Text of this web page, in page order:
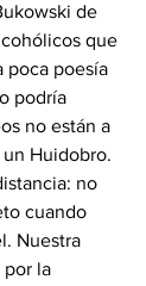
de
que
poca poesía
podría
no están a
Huidobro.
no
cuando
Nuestra
por la